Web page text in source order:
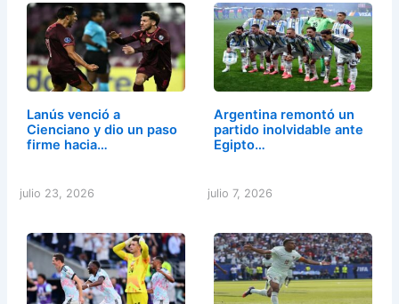
Lanús venció a
Cienciano y dio un paso
firme hacia…
julio 23, 2026
Argentina remontó un
partido inolvidable ante
Egipto…
julio 7, 2026